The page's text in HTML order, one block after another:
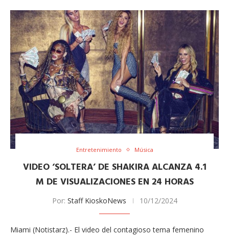
Entretenimiento Música
VIDEO ‘SOLTERA’ DE SHAKIRA ALCANZA 4.1
M DE VISUALIZACIONES EN 24 HORAS
Por: Staff KioskoNews 10/12/2024
Miami (Notistarz).- El video del contagioso tema femenino